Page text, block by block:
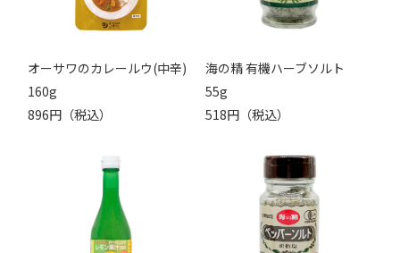
オーサワのカレールウ(中辛)
160g
896円（税込）
海の精 有機ハーブソルト
55g
518円（税込）